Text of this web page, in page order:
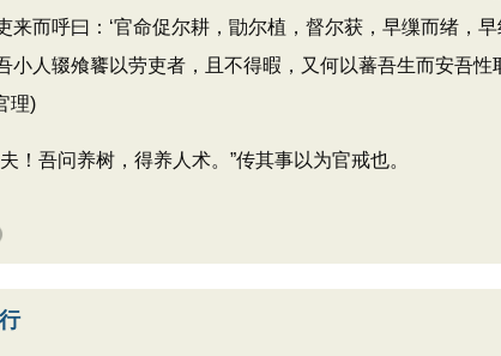
来而呼曰：‘官命促尔耕，勖尔植，督尔获，早缫而绪，
小人辍飧饔以劳吏者，且不得暇，又何以蕃吾生而安吾
理)
吾问养树，得养人术。”传其事以为官戒也。